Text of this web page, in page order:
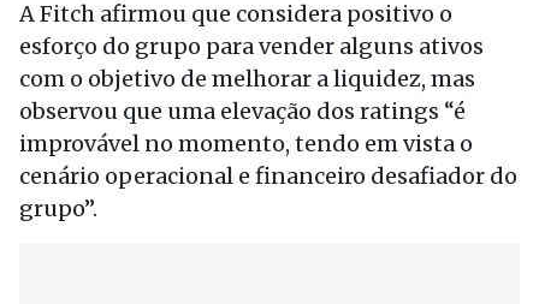
A Fitch afirmou que considera positivo o
esforço do grupo para vender alguns ativos
com o objetivo de melhorar a liquidez, mas
observou que uma elevação dos ratings “é
improvável no momento, tendo em vista o
cenário operacional e financeiro desafiador do
grupo”.